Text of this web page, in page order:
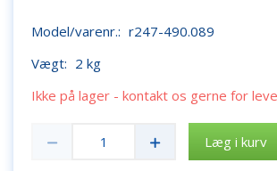
Model/varenr.: r247-490.089
Vægt: 2 kg
Ikke på lager - kontakt os gerne for
Læg i kurv